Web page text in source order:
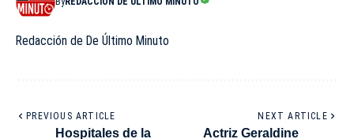
Redacción de De Último Minuto
PREVIOUS ARTICLE
Hospitales de la
NEXT ARTICLE
Actriz Geraldine